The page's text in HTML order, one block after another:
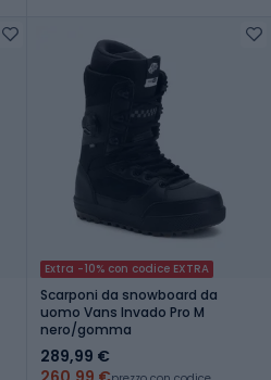
Extra -10% con codice EXTRA
Scarponi da snowboard da
uomo Vans Invado Pro M
nero/gomma
289,99 €